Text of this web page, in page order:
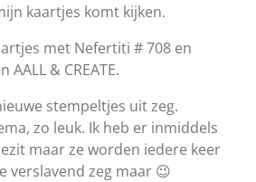
kaartjes komt kijken.
met Nefertiti # 708 en
& CREATE.
stempeltjes uit zeg.
zo leuk. Ik heb er inmiddels
maar ze worden iedere keer
verslavend zeg maar 😉